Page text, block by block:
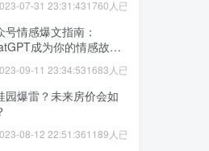
07-31 23:31:431760人已阅读
号情感爆文指南：
成为你的情感故事
手！09-11 23:34:531683人已阅读
园爆雷？未来房价会如
08-12 22:51:361189人已阅读